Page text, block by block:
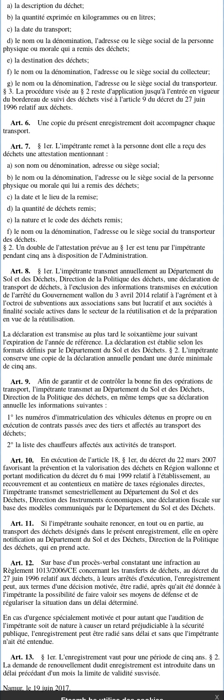
a) la description du déchet;
b) la quantité exprimée en kilogrammes ou en litres;
c) la date du transport;
d) le nom ou la dénomination, l'adresse ou le siège social de la personne
physique ou morale qui a remis des déchets;
e) la destination des déchets;
f) le nom ou la dénomination, l'adresse ou le siège social du collecteur;
g) le nom ou la dénomination, l'adresse ou le siège social du transporteur.
§ 3. La procédure visée au § 2 reste d'application jusqu'à l'entrée en vigueur
du bordereau de suivi des déchets visé à l'article 9 du décret du 27 juin
1996 relatif aux déchets.
Art. 6.
Une copie du présent enregistrement doit accompagner chaque
transport.
Art. 7.
§ 1er. L'impétrante remet à la personne dont elle a reçu des
déchets une attestation mentionnant :
a) son nom ou dénomination, adresse ou siège social;
b) le nom ou la dénomination, l'adresse ou le siège social de la personne
physique ou morale qui lui a remis des déchets;
c) la date et le lieu de la remise;
d) la quantité de déchets remis;
e) la nature et le code des déchets remis;
f) le nom ou la dénomination, l'adresse ou le siège social du transporteur
des déchets.
§ 2. Un double de l'attestation prévue au § 1er est tenu par l'impétrante
pendant cinq ans à disposition de l'Administration.
Art. 8.
§ 1er. L'impétrante transmet annuellement au Département du
Sol et des Déchets, Direction de la Politique des déchets, une déclaration de
transport de déchets, à l'exclusion des informations transmises en exécution
de l'arrêté du Gouvernement wallon du 3 avril 2014 relatif à l'agrément et à
l'octroi de subventions aux associations sans but lucratif et aux sociétés à
finalité sociale actives dans le secteur de la réutilisation et de la préparation
en vue de la réutilisation.
La déclaration est transmise au plus tard le soixantième jour suivant
l'expiration de l'année de référence. La déclaration est établie selon les
formats définis par le Département du Sol et des Déchets. § 2. L'impétrante
conserve une copie de la déclaration annuelle pendant une durée minimale
de cinq ans.
Art. 9.
Afin de garantir et de contrôler la bonne fin des opérations de
transport, l'impétrante transmet au Département du Sol et des Déchets,
Direction de la Politique des déchets, en même temps que sa déclaration
annuelle les informations suivantes :
1° les numéros d'immatriculation des véhicules détenus en propre ou en
exécution de contrats passés avec des tiers et affectés au transport des
déchets;
2° la liste des chauffeurs affectés aux activités de transport.
Art. 10.
En exécution de l'article 18, § 1er, du décret du 22 mars 2007
favorisant la prévention et la valorisation des déchets en Région wallonne et
portant modification du décret du 6 mai 1999 relatif à l'établissement, au
recouvrement et au contentieux en matière de taxes régionales directes,
l'impétrante transmet semestriellement au Département du Sol et des
Déchets, Direction des Instruments économiques, une déclaration fiscale sur
base des modèles communiqués par le Département du Sol et des Déchets.
Art. 11.
Si l'impétrante souhaite renoncer, en tout ou en partie, au
transport des déchets désignés dans le présent enregistrement, elle en opère
notification au Département du Sol et des Déchets, Direction de la Politique
des déchets, qui en prend acte.
Art. 12.
Sur base d'un procès-verbal constatant une infraction au
Règlement 1013/2006/CE concernant les transferts de déchets, au décret du
27 juin 1996 relatif aux déchets, à leurs arrêtés d'exécution, l'enregistrement
peut, aux termes d'une décision motivée, être radié, après qu'ait été donnée à
l'impétrante la possibilité de faire valoir ses moyens de défense et de
régulariser la situation dans un délai déterminé.
En cas d'urgence spécialement motivée et pour autant que l'audition de
l'impétrante soit de nature à causer un retard préjudiciable à la sécurité
publique, l'enregistrement peut être radié sans délai et sans que l'impétrante
n'ait été entendue.
Art. 13.
§ 1er. L'enregistrement vaut pour une période de cinq ans. § 2.
La demande de renouvellement dudit enregistrement est introduite dans un
délai précédant d'un mois la limite de validité susvisée.
Namur, le 19 juin 2017.
x